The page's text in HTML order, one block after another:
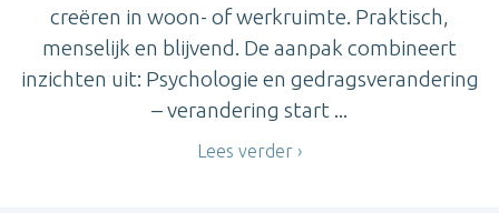
creëren in woon- of werkruimte. Praktisch,
menselijk en blijvend. De aanpak combineert
inzichten uit: Psychologie en gedragsverandering
– verandering start ...
Lees verder